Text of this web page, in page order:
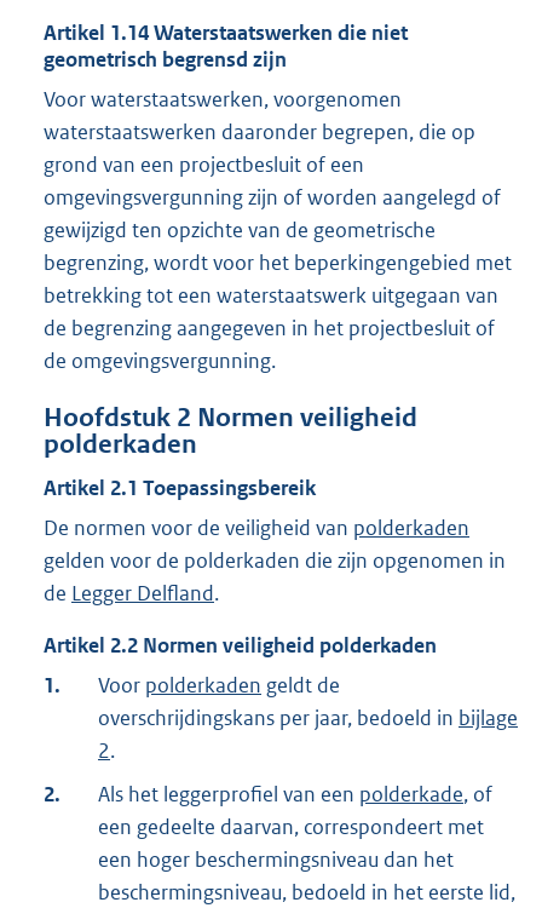
Artikel 1.14Waterstaatswerken die niet
geometrisch begrensd zijn
Voor waterstaatswerken, voorgenomen
waterstaatswerken daaronder begrepen, die op
grond van een projectbesluit of een
omgevingsvergunning zijn of worden aangelegd of
gewijzigd ten opzichte van de geometrische
begrenzing, wordt voor het beperkingengebied met
betrekking tot een waterstaatswerk uitgegaan van
de begrenzing aangegeven in het projectbesluit of
de omgevingsvergunning.
Hoofdstuk 2 Normen veiligheid
polderkaden
Artikel 2.1 Toepassingsbereik
De normen voor de veiligheid van polderkaden
gelden voor de polderkaden die zijn opgenomen in
de Legger Delfland.
Artikel 2.2 Normen veiligheid polderkaden
1.
Voor polderkaden geldt de
overschrijdingskans per jaar, bedoeld in bijlage
2.
2.
Als het leggerprofiel van een polderkade, of
een gedeelte daarvan, correspondeert met
een hoger beschermingsniveau dan het
beschermingsniveau, bedoeld in het eerste lid,